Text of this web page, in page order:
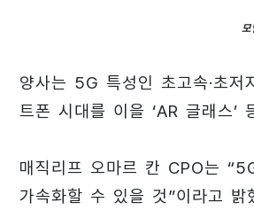
양사는 5G 특성인 초고속·초
트폰 시대를 이을 ‘AR 글래스’
매직리프 오마르 칸 CPO는
가속화할 수 있을 것”이라고 밝